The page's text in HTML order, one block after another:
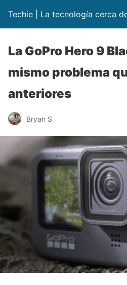
Techie | La tecnología cerca
La GoPro Hero 9
mismo problema
anteriores
Bryan S